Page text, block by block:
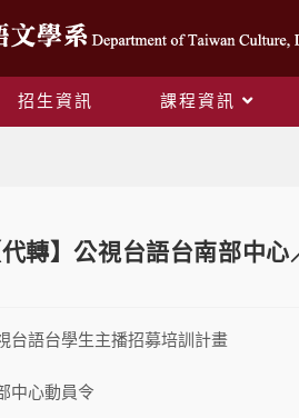
招生資訊 課程資訊
代轉】公視台語台南部中
台語台學生主播招募培訓計畫
中心動員令